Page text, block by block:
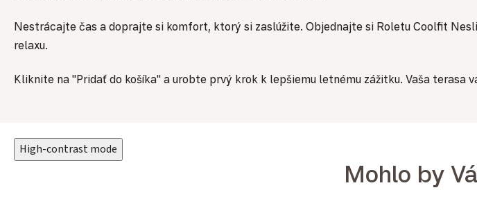
Nestrácajte čas a doprajte si komfort, ktorý si zaslúžite. Objednajte si Roletu Coolfit
relaxu.
Kliknite na "Pridať do košíka" a urobte prvý krok k lepšiemu letnému zážitku. Vaša terasa
High-contrast mode
Mohlo by